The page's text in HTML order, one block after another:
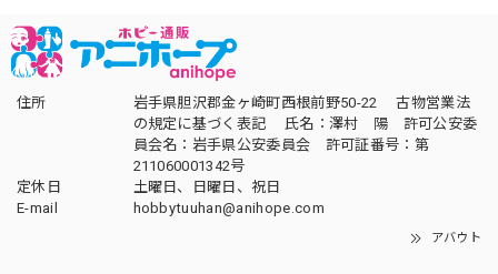
住所
岩手県胆沢郡金ヶ崎町西根前野50-22 古物営業法
の規定に基づく表記 氏名：澤村 陽 許可公安委
員会名：岩手県公安委員会 許可証番号：第
211060001342号
定休日
土曜日、日曜日、祝日
E-mail
hobbytuuhan@anihope.com
アバウト